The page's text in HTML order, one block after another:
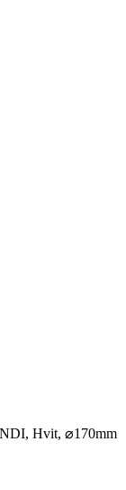
Hvit, ⌀170mm